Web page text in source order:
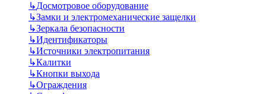
↳Досмотровое оборудование
↳Замки и электромеханические защелки
↳Зеркала безопасности
↳Идентификаторы
↳Источники электропитания
↳Калитки
↳Кнопки выхода
↳Ограждения